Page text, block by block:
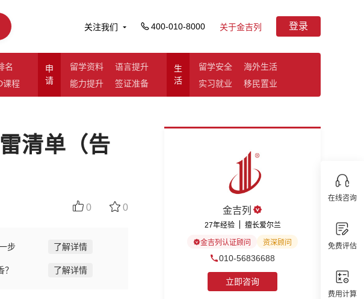
关注我们 400-010-8000 关于金吉列 登录
名
课程
申
请
留学资料
语言提升
能力提升
签证准备
生
活
留学安全
海外生活
实习就业
移民置业
在线咨询
免费评估
费用计算
清单（告
0 0
步 了解详情
了解详情
金吉列
27年经验 擅长爱尔兰
金吉列认证顾问 资深顾问
010-56836688
立即咨询